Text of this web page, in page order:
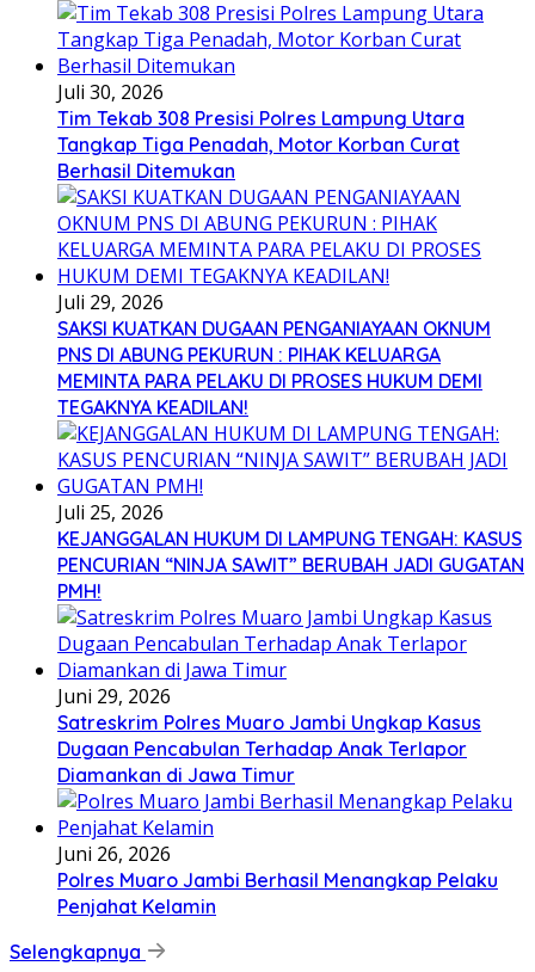
Juli 30, 2026
Tim Tekab 308 Presisi Polres Lampung Utara
Tangkap Tiga Penadah, Motor Korban Curat
Berhasil Ditemukan
Juli 29, 2026
SAKSI KUATKAN DUGAAN PENGANIAYAAN OKNUM
PNS DI ABUNG PEKURUN : PIHAK KELUARGA
MEMINTA PARA PELAKU DI PROSES HUKUM DEMI
TEGAKNYA KEADILAN!
Juli 25, 2026
KEJANGGALAN HUKUM DI LAMPUNG TENGAH: KASUS
PENCURIAN “NINJA SAWIT” BERUBAH JADI GUGATAN
PMH!
Juni 29, 2026
Satreskrim Polres Muaro Jambi Ungkap Kasus
Dugaan Pencabulan Terhadap Anak Terlapor
Diamankan di Jawa Timur
Juni 26, 2026
Polres Muaro Jambi Berhasil Menangkap Pelaku
Penjahat Kelamin
Selengkapnya